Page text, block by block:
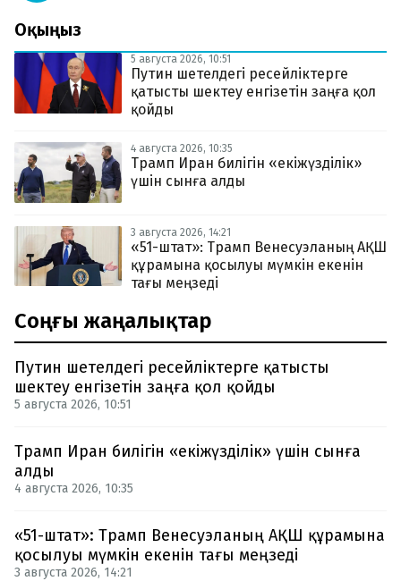
Оқыңыз
5 августа 2026, 10:51
Путин шетелдегі ресейліктерге
қатысты шектеу енгізетін заңға қол
қойды
4 августа 2026, 10:35
Трамп Иран билігін «екіжүзділік»
үшін сынға алды
3 августа 2026, 14:21
«51-штат»: Трамп Венесуэланың АҚШ
құрамына қосылуы мүмкін екенін
тағы меңзеді
Соңғы жаңалықтар
Путин шетелдегі ресейліктерге қатысты
шектеу енгізетін заңға қол қойды
5 августа 2026, 10:51
Трамп Иран билігін «екіжүзділік» үшін сынға
алды
4 августа 2026, 10:35
«51-штат»: Трамп Венесуэланың АҚШ құрамына
қосылуы мүмкін екенін тағы меңзеді
3 августа 2026, 14:21